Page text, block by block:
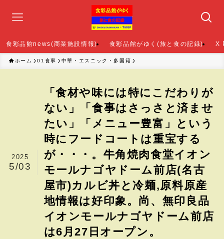
食彩品館news(商業施設情報) 食彩品館がゆく(旅と食の記録) X
ホーム 01食事 中華・エスニック・多国籍
「食材や味には特にこだわりが
ない」「食事はさっさと済ませ
たい」「メニュー豊富」という
時にフードコートは重宝する
が・・・。牛角焼肉食堂イオン
モールナゴヤドーム前店(名古
屋市)カルビ丼と冷麺,原料原産
地情報は好印象。尚、無印良品
イオンモールナゴヤドーム前店
は6月27日オープン。
2025
5/03